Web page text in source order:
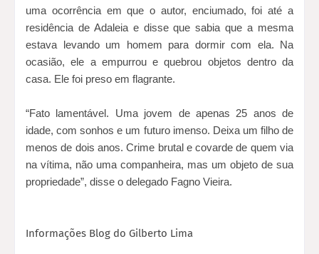
uma ocorrência em que o autor, enciumado, foi até a
residência de Adaleia e disse que sabia que a mesma
estava levando um homem para dormir com ela. Na
ocasião, ele a empurrou e quebrou objetos dentro da
casa. Ele foi preso em flagrante.
“Fato lamentável. Uma jovem de apenas 25 anos de
idade, com sonhos e um futuro imenso. Deixa um filho de
menos de dois anos. Crime brutal e covarde de quem via
na vítima, não uma companheira, mas um objeto de sua
propriedade”, disse o delegado Fagno Vieira.
Informações Blog do Gilberto Lima